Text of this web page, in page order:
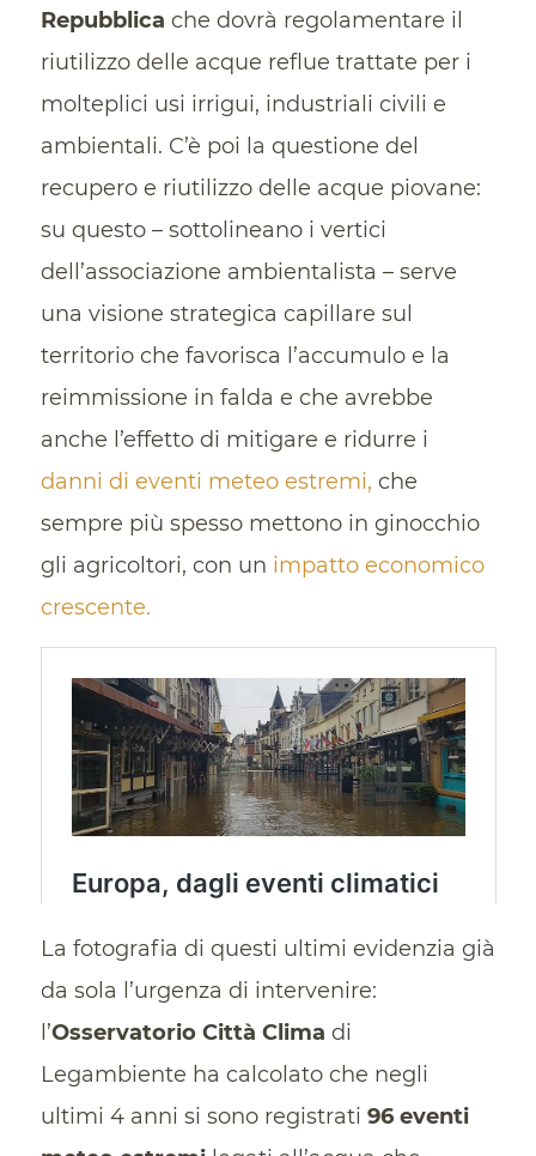
Repubblica che dovrà regolamentare il
riutilizzo delle acque reflue trattate per i
molteplici usi irrigui, industriali civili e
ambientali. C’è poi la questione del
recupero e riutilizzo delle acque piovane:
su questo – sottolineano i vertici
dell’associazione ambientalista – serve
una visione strategica capillare sul
territorio che favorisca l’accumulo e la
reimmissione in falda e che avrebbe
anche l’effetto di mitigare e ridurre i
danni di eventi meteo estremi, che
sempre più spesso mettono in ginocchio
gli agricoltori, con un impatto economico
crescente.
La fotografia di questi ultimi evidenzia già
da sola l’urgenza di intervenire:
l’Osservatorio Città Clima di
Legambiente ha calcolato che negli
ultimi 4 anni si sono registrati 96 eventi